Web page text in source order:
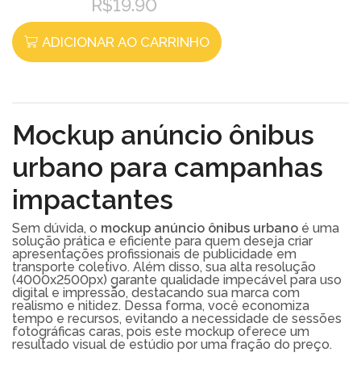
R$19.90
ADICIONAR AO CARRINHO
Mockup anúncio ônibus
urbano para campanhas
impactantes
Sem dúvida, o mockup anúncio ônibus urbano é uma
solução prática e eficiente para quem deseja criar
apresentações profissionais de publicidade em
transporte coletivo. Além disso, sua alta resolução
(4000x2500px) garante qualidade impecável para uso
digital e impressão, destacando sua marca com
realismo e nitidez. Dessa forma, você economiza
tempo e recursos, evitando a necessidade de sessões
fotográficas caras, pois este mockup oferece um
resultado visual de estúdio por uma fração do preço.